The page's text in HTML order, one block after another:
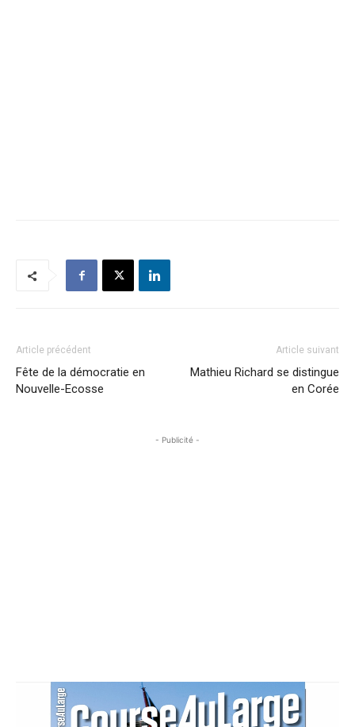
Article précédent
Fête de la démocratie en
Nouvelle-Ecosse
Article suivant
Mathieu Richard se distingue
en Corée
- Publicité -